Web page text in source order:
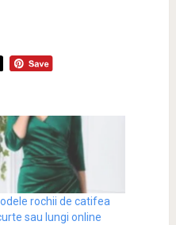
rochii de catifea
sau lungi online